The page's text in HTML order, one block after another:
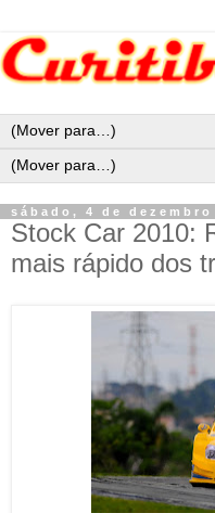
sábado, 4 de dezembro
Stock Car 2010:
mais rápido dos